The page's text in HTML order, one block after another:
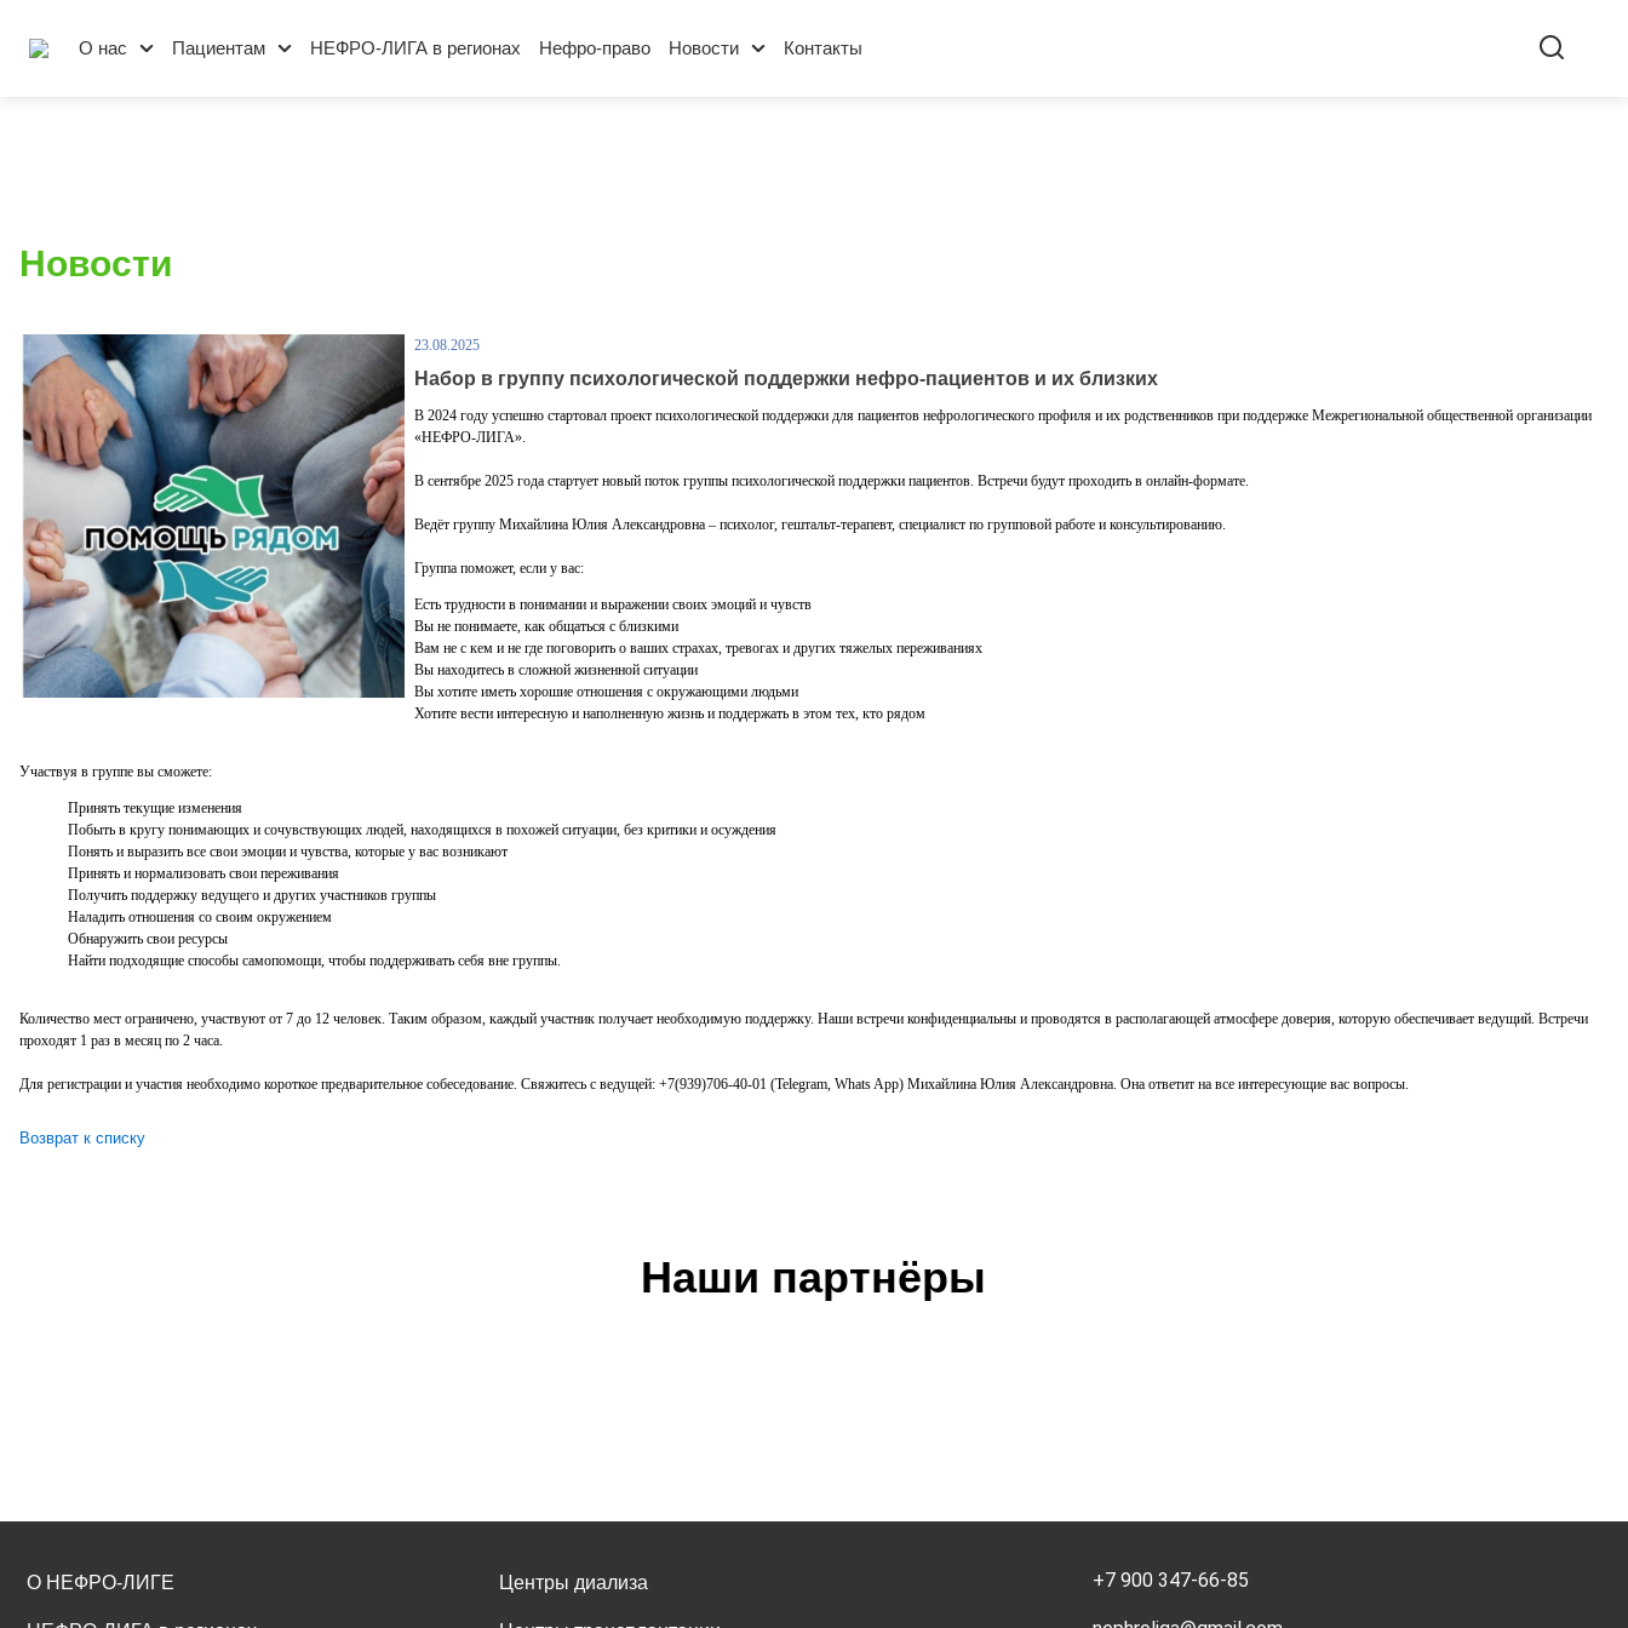
О нас Пациентам НЕФРО-ЛИГА в регионах Нефро-право Новости Контакты
Новости
23.08.2025
Набор в группу психологической поддержки нефро-пациентов и их близких
В 2024 году успешно стартовал проект психологической поддержки для пациентов нефрологического профиля и их родственников при поддержке Межрегиональной общественной организации
«НЕФРО-ЛИГА».
В сентябре 2025 года стартует новый поток группы психологической поддержки пациентов. Встречи будут проходить в онлайн-формате.
Ведëт группу Михайлина Юлия Александровна – психолог, гештальт-терапевт, специалист по групповой работе и консультированию.
Группа поможет, если у вас:
Есть трудности в понимании и выражении своих эмоций и чувств
Вы не понимаете, как общаться с близкими
Вам не с кем и не где поговорить о ваших страхах, тревогах и других тяжелых переживаниях
Вы находитесь в сложной жизненной ситуации
Вы хотите иметь хорошие отношения с окружающими людьми
Хотите вести интересную и наполненную жизнь и поддержать в этом тех, кто рядом
Участвуя в группе вы сможете:
Принять текущие изменения
Побыть в кругу понимающих и сочувствующих людей, находящихся в похожей ситуации, без критики и осуждения
Понять и выразить все свои эмоции и чувства, которые у вас возникают
Принять и нормализовать свои переживания
Получить поддержку ведущего и других участников группы
Наладить отношения со своим окружением
Обнаружить свои ресурсы
Найти подходящие способы самопомощи, чтобы поддерживать себя вне группы.
Количество мест ограничено, участвуют от 7 до 12 человек. Таким образом, каждый участник получает необходимую поддержку. Наши встречи конфиденциальны и проводятся в располагающей атмосфере доверия, которую обеспечивает ведущий. Встречи
проходят 1 раз в месяц по 2 часа.
Для регистрации и участия необходимо короткое предварительное собеседование. Свяжитесь с ведущей: +7(939)706-40-01 (Telegram, Whats App) Михайлина Юлия Александровна. Она ответит на все интересующие вас вопросы.
Возврат к списку
Наши партнёры
О НЕФРО-ЛИГЕ Центры диализа +7 900 347-66-85